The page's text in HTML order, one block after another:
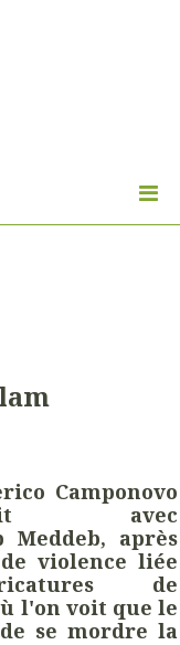
Camponovo
avec
Meddeb, après
violence liée
de
l'on voit que le
se mordre la